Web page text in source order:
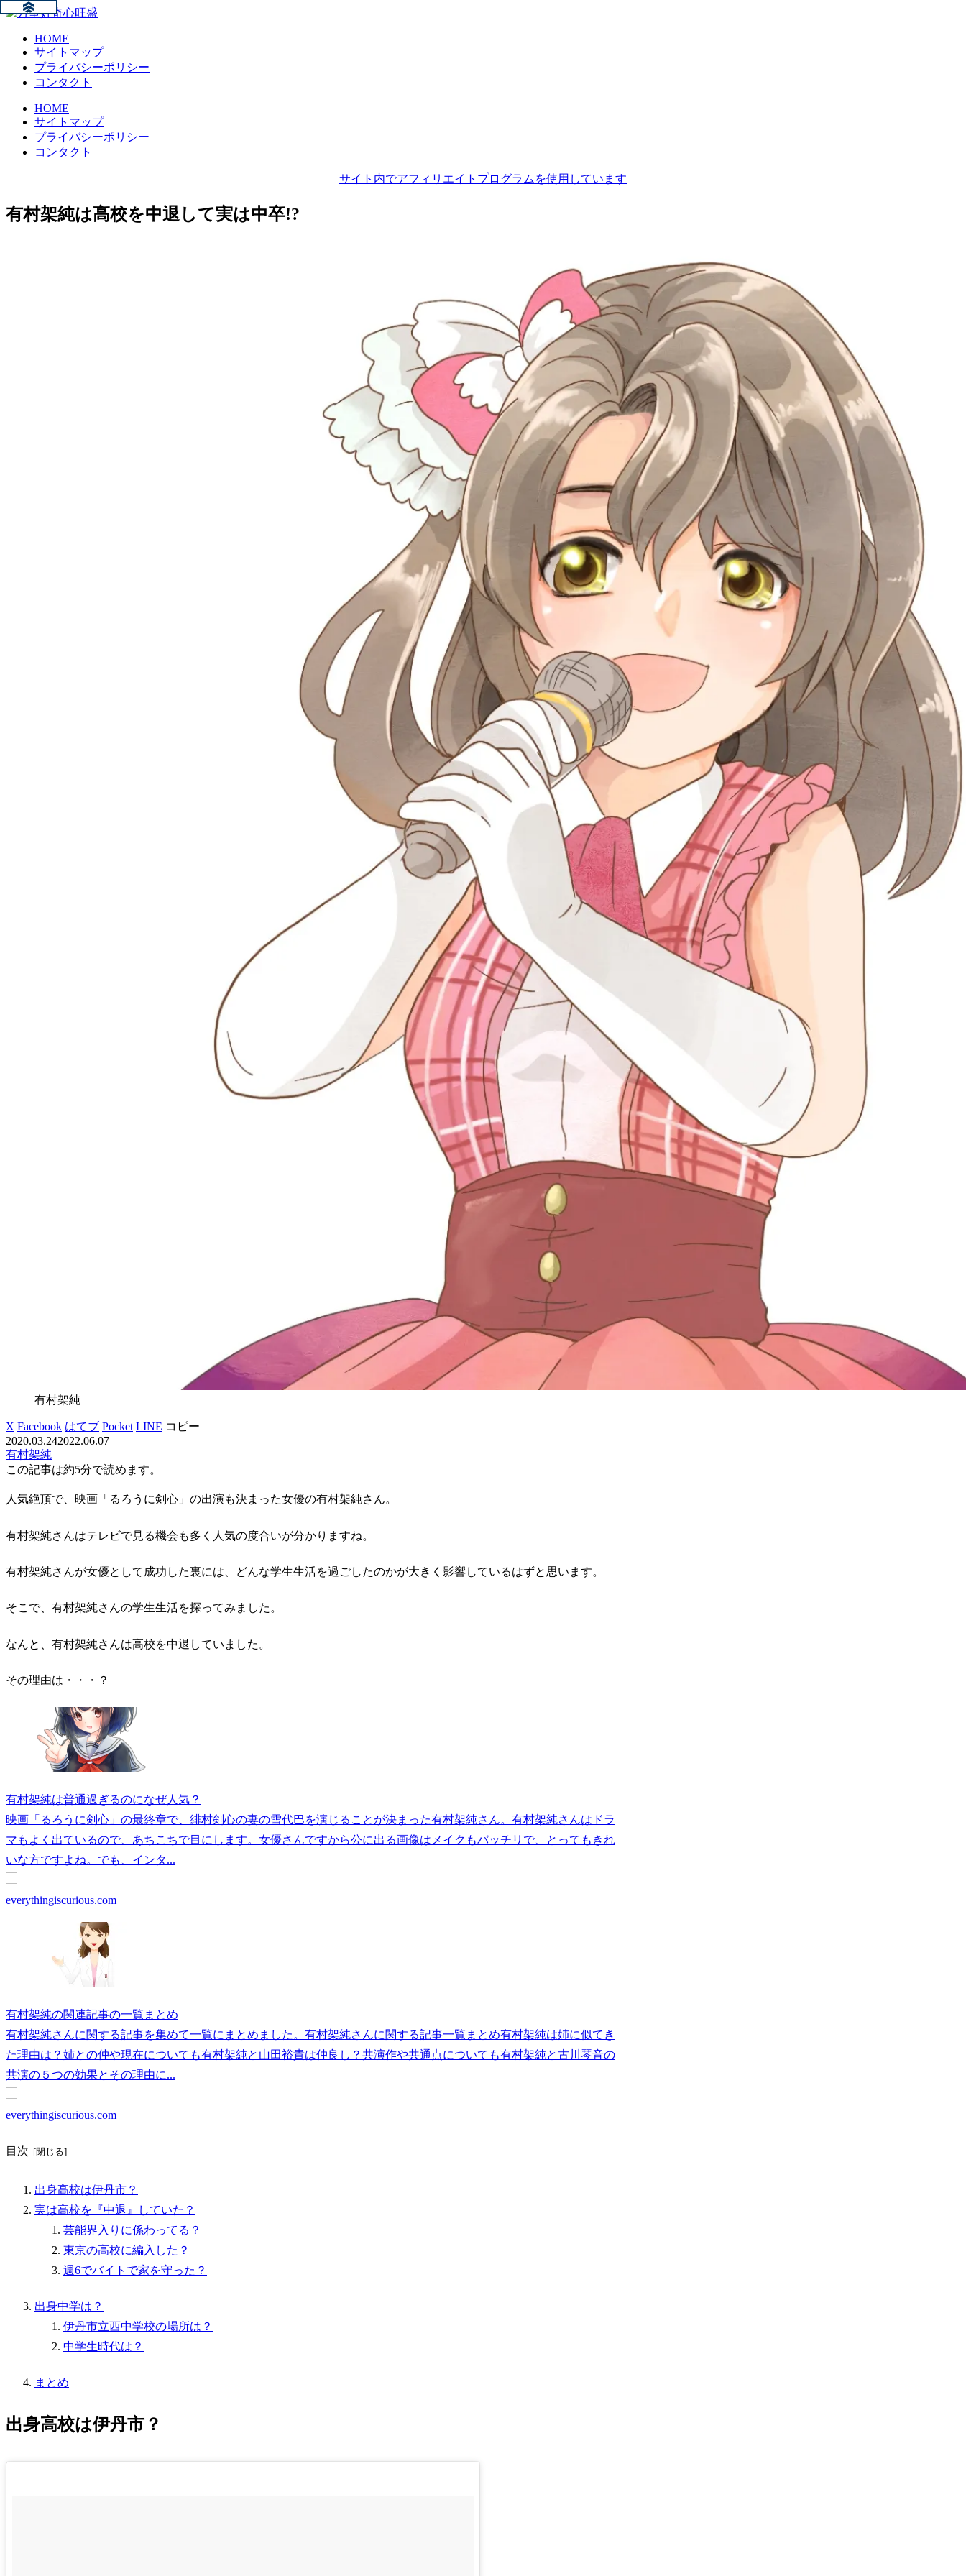
HOME
サイトマップ
プライバシーポリシー
コンタクト
HOME
サイトマップ
プライバシーポリシー
コンタクト
サイト内でアフィリエイトプログラムを使用しています
有村架純は高校を中退して実は中卒!?
有村架純
X Facebook はてブ Pocket LINE コピー
2020.03.242022.06.07
有村架純
この記事は約5分で読めます。
人気絶頂で、映画「るろうに剣心」の出演も決まった女優の有村架純さん。
有村架純さんはテレビで見る機会も多く人気の度合いが分かりますね。
有村架純さんが女優として成功した裏には、どんな学生生活を過ごしたのかが大きく影響しているはずと思います。
そこで、有村架純さんの学生生活を探ってみました。
なんと、有村架純さんは高校を中退していました。
その理由は・・・？
有村架純は普通過ぎるのになぜ人気？
映画「るろうに剣心」の最終章で、緋村剣心の妻の雪代巴を演じることが決まった有村架純さん。有村架純さんはドラ
マもよく出ているので、あちこちで目にします。女優さんですから公に出る画像はメイクもバッチリで、とってもきれ
いな方ですよね。でも、インタ...
everythingiscurious.com
有村架純の関連記事の一覧まとめ
有村架純さんに関する記事を集めて一覧にまとめました。有村架純さんに関する記事一覧まとめ有村架純は姉に似てき
た理由は？姉との仲や現在についても有村架純と山田裕貴は仲良し？共演作や共通点についても有村架純と古川琴音の
共演の５つの効果とその理由に...
everythingiscurious.com
目次
出身高校は伊丹市？
実は高校を『中退』していた？
芸能界入りに係わってる？
東京の高校に編入した？
週6でバイトで家を守った？
出身中学は？
伊丹市立西中学校の場所は？
中学生時代は？
まとめ
出身高校は伊丹市？